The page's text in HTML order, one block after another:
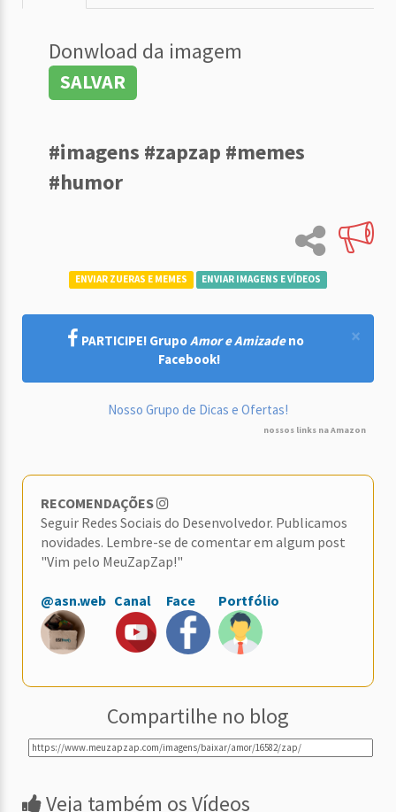
Donwload da imagem
SALVAR
#imagens #zapzap #memes
#humor
ENVIAR ZUERAS E MEMES ENVIAR IMAGENS E VÍDEOS
×
PARTICIPE! GrupoAmor e Amizadeno
Facebook!
Nosso Grupo de Dicas e Ofertas!
nossos links na Amazon
RECOMENDAÇÕES
Seguir Redes Sociais do Desenvolvedor. Publicamos
novidades. Lembre-se de comentar em algum post
"Vim pelo MeuZapZap!"
@asn.web Canal Face Portfólio
Compartilhe no blog
Veja também os Vídeos